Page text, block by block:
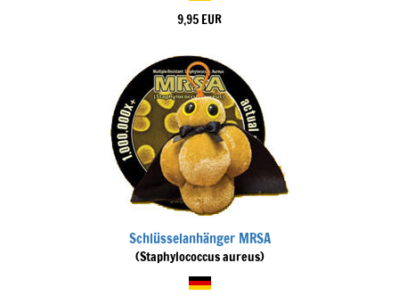
9,95 EUR
Schlüsselanhänger MRSA
(Staphylococcus aureus)